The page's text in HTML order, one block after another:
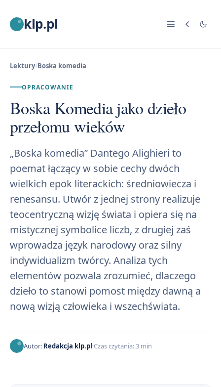
klp.pl
Lektury/Boska komedia
OPRACOWANIE
Boska Komedia jako dzieło
przełomu wieków
„Boska komedia” Dantego Alighieri to
poemat łączący w sobie cechy dwóch
wielkich epok literackich: średniowiecza i
renesansu. Utwór z jednej strony realizuje
teocentryczną wizję świata i opiera się na
mistycznej symbolice liczb, z drugiej zaś
wprowadza język narodowy oraz silny
indywidualizm twórcy. Analiza tych
elementów pozwala zrozumieć, dlaczego
dzieło to stanowi pomost między dawną a
nową wizją człowieka i wszechświata.
Autor: Redakcja klp.pl Czas czytania: 3 min